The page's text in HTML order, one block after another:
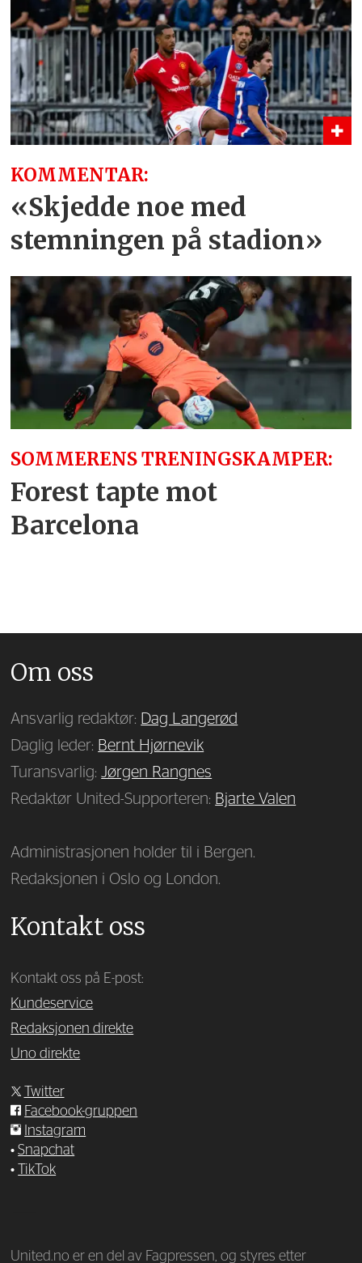
KOMMENTAR:
«Skjedde noe med
stemningen på stadion»
SOMMERENS TRENINGSKAMPER:
Forest tapte mot
Barcelona
Om oss
Ansvarlig redaktør: Dag Langerød
Daglig leder: Bernt Hjørnevik
Turansvarlig:Jørgen Rangnes
Redaktør United-Supporteren: Bjarte Valen
Administrasjonen holder til i Bergen.
Redaksjonen i Oslo og London.
Kontakt oss
Kontakt oss på E-post:
Kundeservice
Redaksjonen direkte
Uno direkte
Twitter
Facebook-gruppen
Instagram
•Snapchat
•
TikTok
United.no er en del av Fagpressen, og styres etter